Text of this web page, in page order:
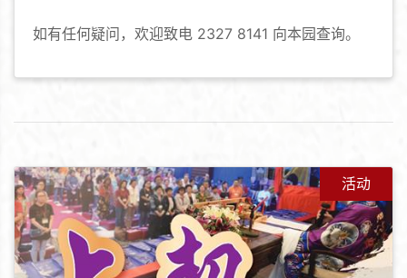
如有任何疑问，欢迎致电 2327 8141 向本园查询。
活动